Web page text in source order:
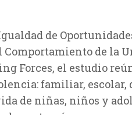
de
de la
Forces, el estudio
familiar,
de niñas, niños y